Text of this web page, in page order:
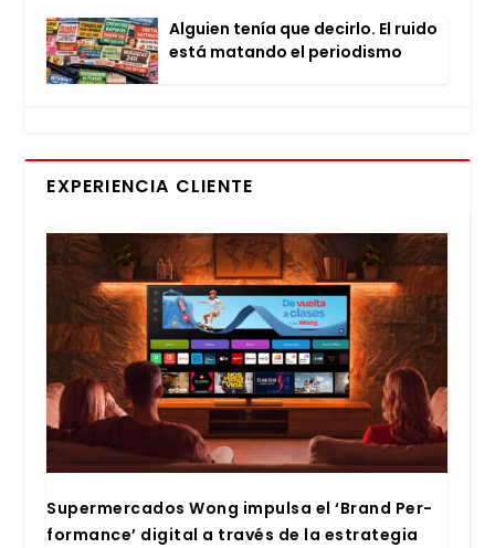
Alguien tenía que decir­lo. El rui­do
está matan­do el perio­dis­mo
EXPERIENCIA CLIENTE
Super­mer­ca­dos Wong impul­sa el ‘Brand Per­
for­man­ce’ digi­tal a tra­vés de la estra­te­gia